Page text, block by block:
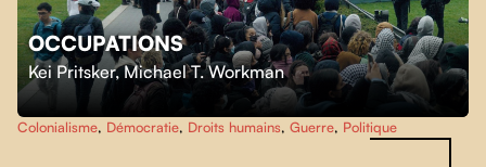
OCCUPATIONS
Kei Pritsker,Michael T. Workman
Colonialisme, Démocratie, Droits humains, Guerre, Politique
Skip back to main navigation